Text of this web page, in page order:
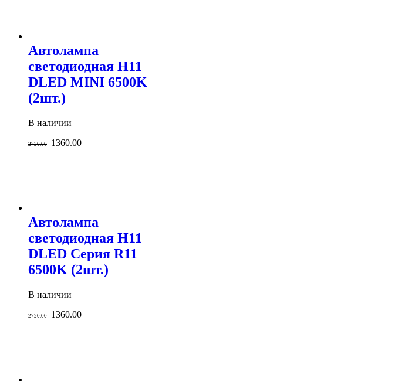
Автолампа
светодиодная H11
DLED MINI 6500K
(2шт.)
В наличии
2720.00 1360.00
Автолампа
светодиодная H11
DLED Серия R11
6500K (2шт.)
В наличии
2720.00 1360.00